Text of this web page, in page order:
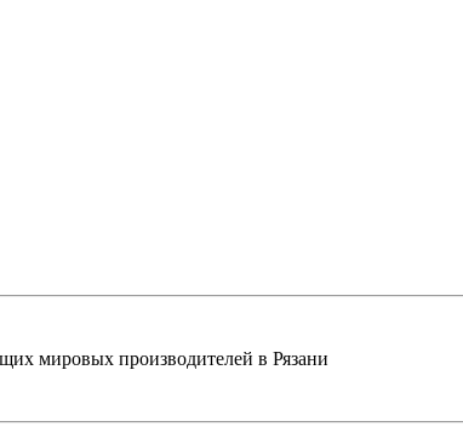
мировых производителей в Рязани